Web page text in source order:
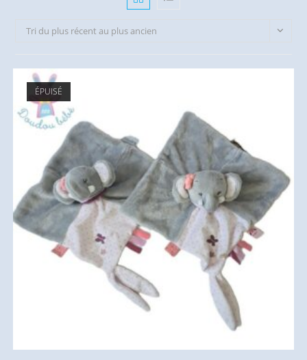
Tri du plus récent au plus ancien
ÉPUISÉ